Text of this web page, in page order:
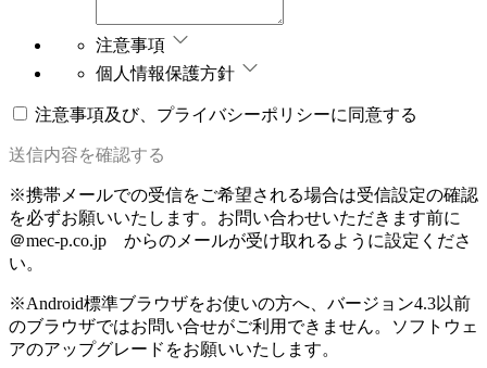
注意事項
個人情報保護方針
注意事項及び、プライバシーポリシーに同意する
送信内容を確認する
※携帯メールでの受信をご希望される場合は受信設定の確認
を必ずお願いいたします。 お問い合わせいただきます前に
＠mec-p.co.jp からのメールが受け取れるように設定くださ
い。
※Android標準ブラウザをお使いの方へ、 バージョン4.3以前
のブラウザではお問い合せがご利用できません。ソフトウェ
アのアップグレードをお願いいたします。